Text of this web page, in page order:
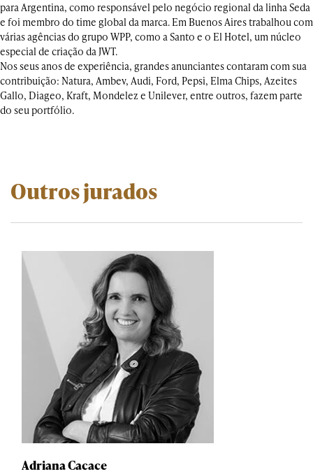
para Argentina, como responsável pelo negócio regional da linha Seda
e foi membro do time global da marca. Em Buenos Aires trabalhou com
várias agências do grupo WPP, como a Santo e o El Hotel, um núcleo
especial de criação da JWT.
Nos seus anos de experiência, grandes anunciantes contaram com sua
contribuição: Natura, Ambev, Audi, Ford, Pepsi, Elma Chips, Azeites
Gallo, Diageo, Kraft, Mondelez e Unilever, entre outros, fazem parte
do seu portfólio.
Outros jurados
Adriana Cacace